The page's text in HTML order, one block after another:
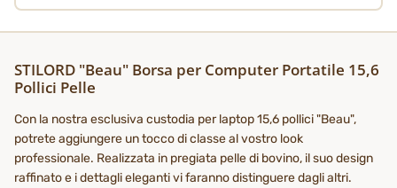
STILORD "Beau" Borsa per Computer Portatile 15,6
Pollici Pelle
Con la nostra esclusiva custodia per laptop 15,6 pollici "Beau",
potrete aggiungere un tocco di classe al vostro look
professionale. Realizzata in pregiata pelle di bovino, il suo design
raffinato e i dettagli eleganti vi faranno distinguere dagli altri.